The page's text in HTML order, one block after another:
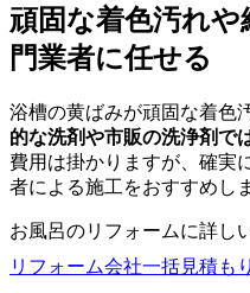
頑固な着色汚れ
門業者に任せる
浴槽の黄ばみが頑固な着色
的な洗剤や市販の洗浄剤で
費用は掛かりますが、確実
者による施工をおすすめし
お風呂のリフォームに詳し
リフォーム会社一括見積も